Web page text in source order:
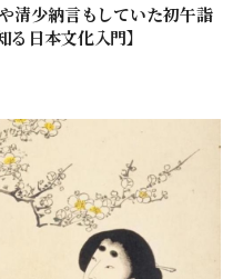
清少納言もしていた初午詣
る日本文化入門】